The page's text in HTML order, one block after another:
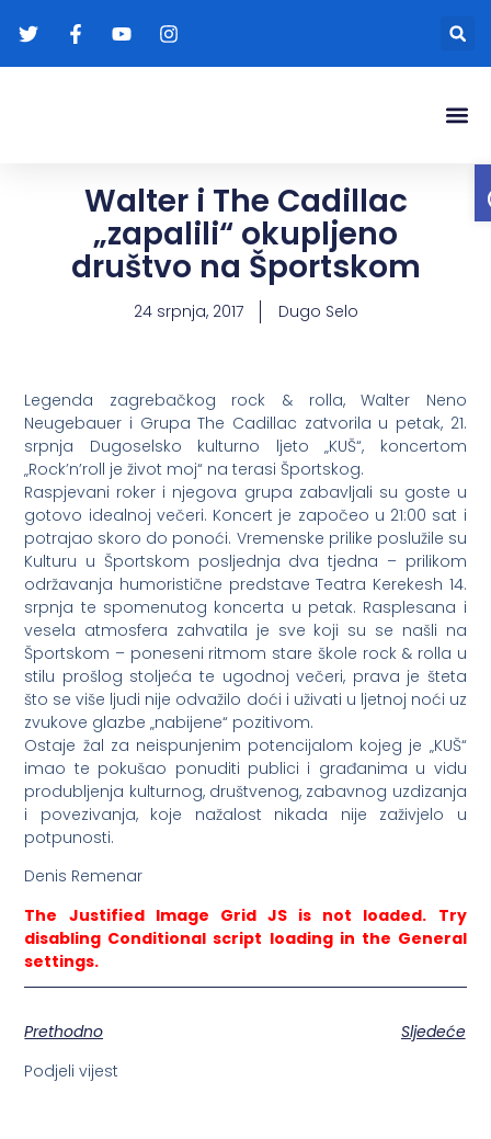
Walter i The Cadillac
„zapalili“ okupljeno
društvo na Športskom
24 srpnja, 2017 Dugo Selo
Legenda zagrebačkog rock & rolla, Walter Neno
Neugebauer i Grupa The Cadillac zatvorila u petak, 21.
srpnja Dugoselsko kulturno ljeto „KUŠ“, koncertom
„Rock’n’roll je život moj“ na terasi Športskog.
Raspjevani roker i njegova grupa zabavljali su goste u
gotovo idealnoj večeri. Koncert je započeo u 21:00 sat i
potrajao skoro do ponoći. Vremenske prilike poslužile su
Kulturu u Športskom posljednja dva tjedna – prilikom
održavanja humoristične predstave Teatra Kerekesh 14.
srpnja te spomenutog koncerta u petak. Rasplesana i
vesela atmosfera zahvatila je sve koji su se našli na
Športskom – poneseni ritmom stare škole rock & rolla u
stilu prošlog stoljeća te ugodnoj večeri, prava je šteta
što se više ljudi nije odvažilo doći i uživati u ljetnoj noći uz
zvukove glazbe „nabijene“ pozitivom.
Ostaje žal za neispunjenim potencijalom kojeg je „KUŠ“
imao te pokušao ponuditi publici i građanima u vidu
produbljenja kulturnog, društvenog, zabavnog uzdizanja
i povezivanja, koje nažalost nikada nije zaživjelo u
potpunosti.
Denis Remenar
The Justified Image Grid JS is not loaded. Try
disabling Conditional script loading in the General
settings.
Prethodno
Sljedeće
Podjeli vijest